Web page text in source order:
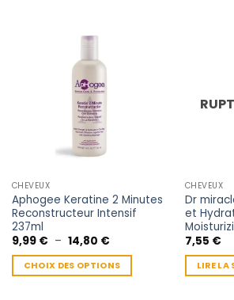
CHEVEUX
Aphogee Keratine 2 Minutes
Reconstructeur Intensif
237ml
9,99 € – 14,80 €Plage
prix :
9,99 €
CHOIX DES OPTIONS
CHEVEUX
Dr
et
7,55 €
LIRE LA